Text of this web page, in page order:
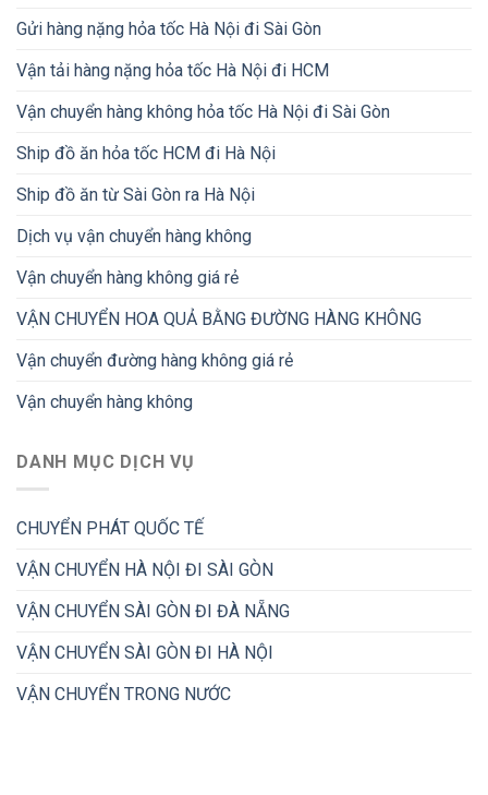
Gửi hàng nặng hỏa tốc Hà Nội đi Sài Gòn
Vận tải hàng nặng hỏa tốc Hà Nội đi HCM
Vận chuyển hàng không hỏa tốc Hà Nội đi Sài Gòn
Ship đồ ăn hỏa tốc HCM đi Hà Nội
Ship đồ ăn từ Sài Gòn ra Hà Nội
Dịch vụ vận chuyển hàng không
Vận chuyển hàng không giá rẻ
VẬN CHUYỂN HOA QUẢ BẰNG ĐƯỜNG HÀNG KHÔNG
Vận chuyển đường hàng không giá rẻ
Vận chuyển hàng không
DANH MỤC DỊCH VỤ
CHUYỂN PHÁT QUỐC TẾ
VẬN CHUYỂN HÀ NỘI ĐI SÀI GÒN
VẬN CHUYỂN SÀI GÒN ĐI ĐÀ NẴNG
VẬN CHUYỂN SÀI GÒN ĐI HÀ NỘI
VẬN CHUYỂN TRONG NƯỚC